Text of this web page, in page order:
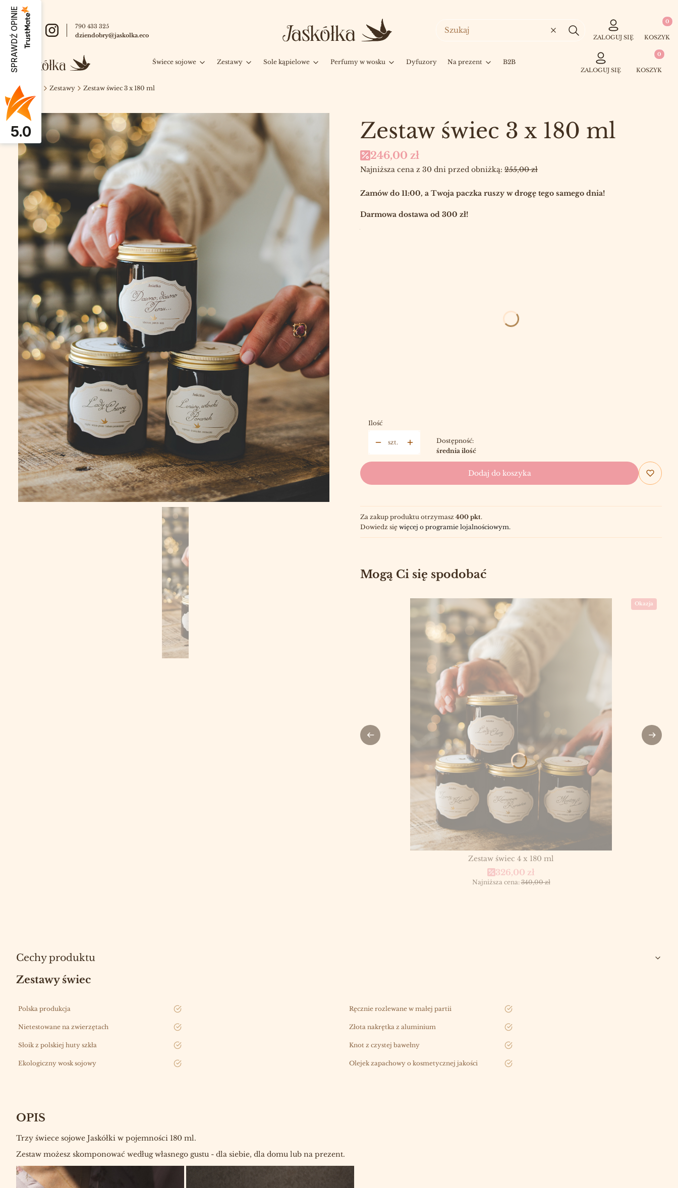
790 433 325
dziendobry@jaskolka.eco
WyczyśćSzukaj ZALOGUJ SIĘ KOSZYK
Świece sojowe Zestawy Sole kąpielowe Perfumy w wosku Dyfuzory Na prezent B2B
ZALOGUJ SIĘ
Produkty
KOSZYK
Jaskółka Zestawy Zestaw świec 3 x 180 ml
Zestaw świec 3 x 180 ml
246,00 zł
Najniższa cena z 30 dni przed obniżką: 255,00 zł
Zamów do 11:00, a Twoja paczka ruszy w drogę tego samego dnia!
Darmowa dostawa od 300 zł!
Ilość
szt.
Dostępność:
średnia ilość
Dodaj do koszyka
Za zakup produktu otrzymasz 400 pkt.
Dowiedz się więcej o programie lojalnościowym.
Mogą Ci się spodobać
Okazja
Zestaw świec 4 x 180 ml
Cena promocyjna
326,00 zł
Najniższa cena: 340,00 zł
Cechy produktu
Zestawy świec
Polska produkcja tak Ręcznie rozlewane w małej partii tak
Nietestowane na zwierzętach tak Złota nakrętka z aluminium tak
Słoik z polskiej huty szkła tak Knot z czystej bawełny tak
Ekologiczny wosk sojowy tak Olejek zapachowy o kosmetycznej jakości tak
OPIS
Trzy świece sojowe Jaskółki w pojemności 180 ml.
Zestaw możesz skomponować według własnego gustu - dla siebie, dla domu lub na prezent.
SPRAWDŹ OPINIE
5.0